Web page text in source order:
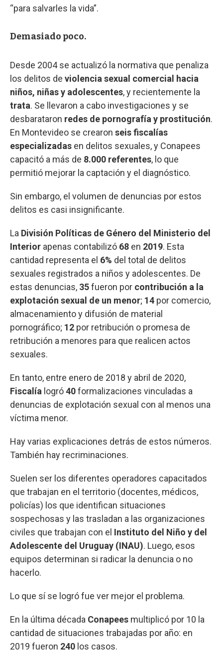
“para salvarles la vida”.
Demasiado poco.
Desde 2004 se actualizó la normativa que penaliza
los delitos de violencia sexual comercial hacia
niños, niñas y adolescentes, y recientemente la
trata. Se llevaron a cabo investigaciones y se
desbarataron redes de pornografía y prostitución.
En Montevideo se crearon seis fiscalías
especializadas en delitos sexuales, y Conapees
capacitó a más de 8.000 referentes, lo que
permitió mejorar la captación y el diagnóstico.
Sin embargo, el volumen de denuncias por estos
delitos es casi insignificante.
La División Políticas de Género del Ministerio del
Interior apenas contabilizó 68 en 2019. Esta
cantidad representa el 6% del total de delitos
sexuales registrados a niños y adolescentes. De
estas denuncias, 35fueron por contribución a la
explotación sexual de un menor; 14 por comercio,
almacenamiento y difusión de material
pornográfico; 12 por retribución o promesa de
retribución a menores para que realicen actos
sexuales.
En tanto, entre enero de 2018 y abril de 2020,
Fiscalía logró40formalizaciones vinculadas a
denuncias de explotación sexual con al menos una
víctima menor.
Hay varias explicaciones detrás de estos números.
También hay recriminaciones.
Suelen ser los diferentes operadores capacitados
que trabajan en el territorio (docentes, médicos,
policías) los que identifican situaciones
sospechosas y las trasladan a las organizaciones
civiles que trabajan con el Instituto del Niño y del
Adolescente del Uruguay (INAU). Luego, esos
equipos determinan si radicar la denuncia o no
hacerlo.
Lo que sí se logró fue ver mejor el problema.
En la última década Conapees multiplicó por 10 la
cantidad de situaciones trabajadas por año: en
2019 fueron 240 los casos.